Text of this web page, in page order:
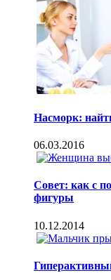
Насморк:
06.03.2016
Совет: как с
фигуры
10.12.2014